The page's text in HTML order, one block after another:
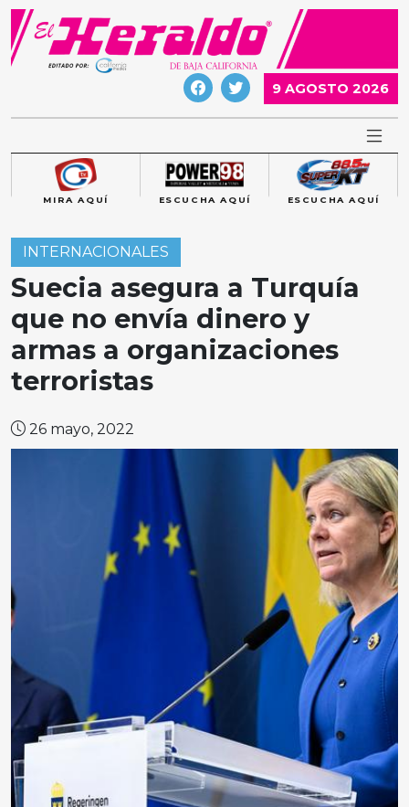
Skip
content
9 AGOSTO 2026
MIRA AQUÍ ESCUCHA AQUÍ ESCUCHA AQUÍ
INTERNACIONALES
Suecia asegura a Turquía
que no envía dinero y
armas a organizaciones
terroristas
26 mayo, 2022